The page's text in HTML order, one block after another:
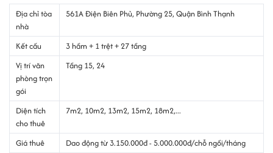
Địa chỉ tòa
nhà
561A Điện Biên Phủ, Phường 25, Quận Bình Thạnh
Kết cấu
3 hầm + 1 trệt + 27 tầng
Vị trí văn
phòng trọn
gói
Tầng 15, 24
Diện tích
cho thuê
7m2, 10m2, 13m2, 15m2, 18m2,...
Giá thuê
Dao động từ 3.150.000đ - 5.000.000đ/chỗ ngồi/tháng